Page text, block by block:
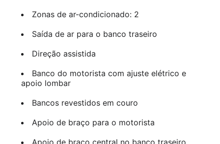
Zonas de ar-condicionado: 2
Saída de ar para o banco traseiro
Direção assistida
Banco do motorista com ajuste elétrico e
apoio lombar
Bancos revestidos em couro
Apoio de braço para o motorista
Apoio de braço central no banco traseiro